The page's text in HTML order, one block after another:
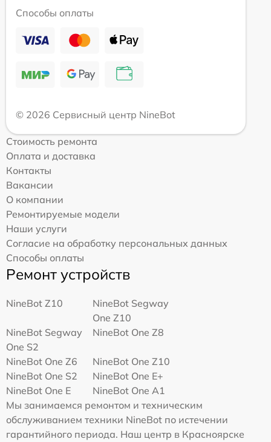
Способы оплаты
© 2026 Сервисный центр NineBot
Стоимость ремонта
Оплата и доставка
Контакты
Вакансии
О компании
Ремонтируемые модели
Наши услуги
Согласие на обработку персональных данных
Способы оплаты
Ремонт устройств
NineBot Z10
NineBot Segway
One Z10
NineBot Segway
One S2
NineBot One Z8
NineBot One Z6
NineBot One Z10
NineBot One S2
NineBot One E+
NineBot One E
NineBot One A1
Мы занимаемся ремонтом и техническим
обслуживанием техники NineBot по истечении
гарантийного периода. Наш центр в Красноярске